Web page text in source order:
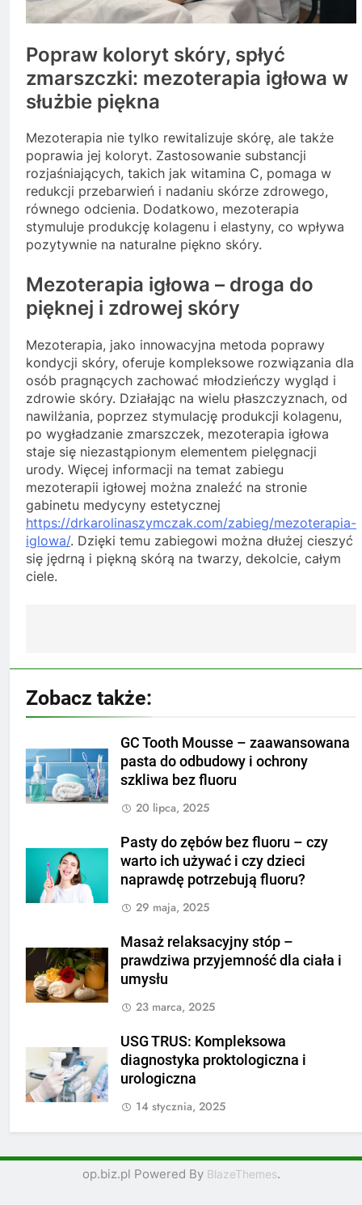
Popraw koloryt skóry, spłyć
zmarszczki: mezoterapia igłowa w
służbie piękna
Mezoterapia nie tylko rewitalizuje skórę, ale także
poprawia jej koloryt. Zastosowanie substancji
rozjaśniających, takich jak witamina C, pomaga w
redukcji przebarwień i nadaniu skórze zdrowego,
równego odcienia. Dodatkowo, mezoterapia
stymuluje produkcję kolagenu i elastyny, co wpływa
pozytywnie na naturalne piękno skóry.
Mezoterapia igłowa – droga do
pięknej i zdrowej skóry
Mezoterapia, jako innowacyjna metoda poprawy
kondycji skóry, oferuje kompleksowe rozwiązania dla
osób pragnących zachować młodzieńczy wygląd i
zdrowie skóry. Działając na wielu płaszczyznach, od
nawilżania, poprzez stymulację produkcji kolagenu,
po wygładzanie zmarszczek, mezoterapia igłowa
staje się niezastąpionym elementem pielęgnacji
urody. Więcej informacji na temat zabiegu
mezoterapii igłowej można znaleźć na stronie
gabinetu medycyny estetycznej
https://drkarolinaszymczak.com/zabieg/mezoterapia-
iglowa/. Dzięki temu zabiegowi można dłużej cieszyć
się jędrną i piękną skórą na twarzy, dekolcie, całym
ciele.
wpisu
Zobacz także:
GC Tooth Mousse – zaawansowana
pasta do odbudowy i ochrony
szkliwa bez fluoru
20 lipca, 2025
Pasty do zębów bez fluoru – czy
warto ich używać i czy dzieci
naprawdę potrzebują fluoru?
29 maja, 2025
Masaż relaksacyjny stóp –
prawdziwa przyjemność dla ciała i
umysłu
23 marca, 2025
USG TRUS: Kompleksowa
diagnostyka proktologiczna i
urologiczna
14 stycznia, 2025
op.biz.pl Powered By BlazeThemes.